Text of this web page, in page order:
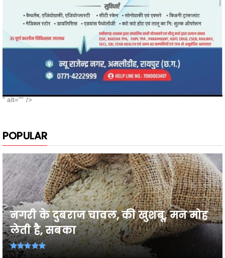
नगरी के दुबराज चावल, की खुशबू, मन मोह
लेती है, सबका
26वी राज्य स्तरीय शालेय क्रीड़ा प्रतियोगिता
2026-27 में प्...